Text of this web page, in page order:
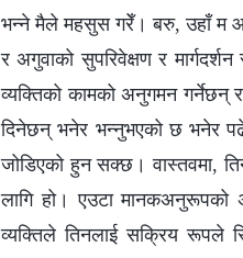
भन्ने मैले महसुस गरेँ। बरु, उहाँ म
र अगुवाको सुपरिवेक्षण र
व्यक्तिको कामको अनुगमन गर्नेछन्
दिनेछन् भनेर भन्नुभएको छ भनेर
जोडिएको हुन सक्छ। वास्तवमा,
लागि हो। एउटा मानकअनुरूपको
व्यक्तिले तिनलाई सक्रिय रूपले